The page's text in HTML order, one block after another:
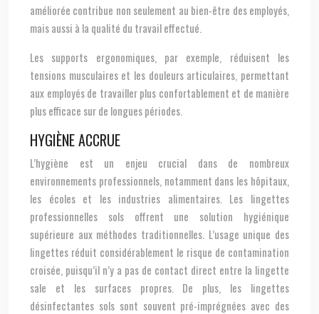
améliorée contribue non seulement au bien-être des employés,
mais aussi à la qualité du travail effectué.
Les supports ergonomiques, par exemple, réduisent les
tensions musculaires et les douleurs articulaires, permettant
aux employés de travailler plus confortablement et de manière
plus efficace sur de longues périodes.
HYGIÈNE ACCRUE
L’hygiène est un enjeu crucial dans de nombreux
environnements professionnels, notamment dans les hôpitaux,
les écoles et les industries alimentaires. Les lingettes
professionnelles sols offrent une solution hygiénique
supérieure aux méthodes traditionnelles. L’usage unique des
lingettes réduit considérablement le risque de contamination
croisée, puisqu’il n’y a pas de contact direct entre la lingette
sale et les surfaces propres. De plus, les lingettes
désinfectantes sols sont souvent pré-imprégnées avec des